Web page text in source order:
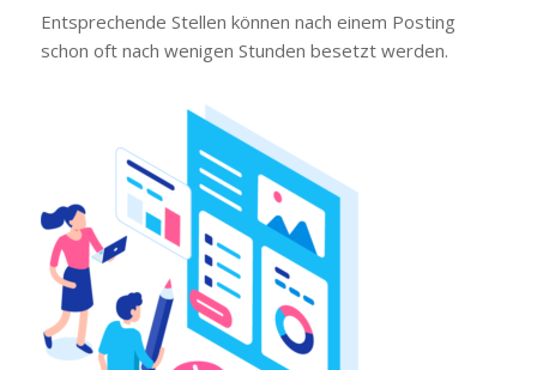
Entsprechende Stellen können nach einem Posting
schon oft nach wenigen Stunden besetzt werden.